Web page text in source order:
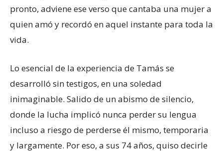
pronto, adviene ese verso que cantaba una mujer a
quien amó y recordó en aquel instante para toda la
vida.
Lo esencial de la experiencia de Tamás se
desarrolló sin testigos, en una soledad
inimaginable. Salido de un abismo de silencio,
donde la lucha implicó nunca perder su lengua
incluso a riesgo de perderse él mismo, temporaria
y largamente. Por eso, a sus 74 años, quiso decirle